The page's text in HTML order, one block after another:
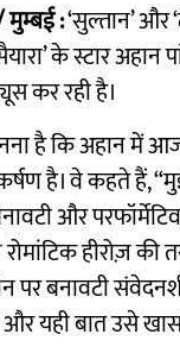
:‘सुल्तान’ और
के स्टार
कर रही है।
है कि अहान में
है। वे कहते हैं,
और
हीरोज़ की
पर बनावटी
और यही बात उसे